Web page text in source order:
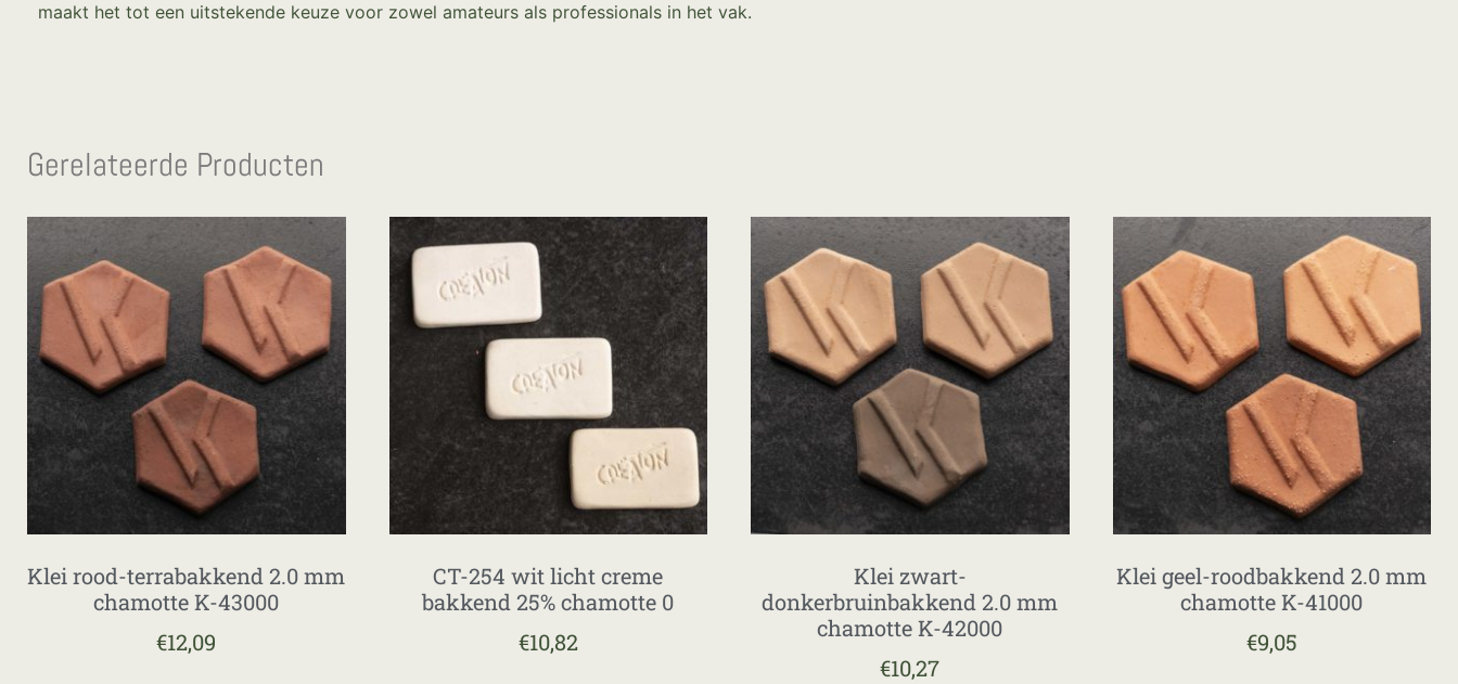
maakt het tot een uitstekende keuze voor zowel amateurs als professionals in het vak.
Gerelateerde Producten
Klei rood-terrabakkend 2.0 mm
chamotte K-43000
€12,09
CT-254 wit licht creme
bakkend 25% chamotte 0
€10,82
Klei zwart-
donkerbruinbakkend 2.0 mm
chamotte K-42000
€10,27
Klei geel-roodbakkend 2.0 mm
chamotte K-41000
€9,05